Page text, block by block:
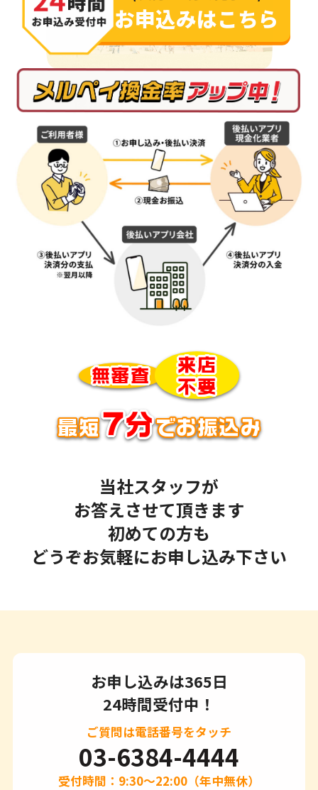
お申込みはこちら
無審査
来店
不要
最短7分でお振込み
当社スタッフが
お答えさせて頂きます
初めての方も
どうぞお気軽にお申し込み下さい
お申し込みは365日
24時間受付中！
ご質問は電話番号をタッチ
03-6384-4444
受付時間：9:30～22:00（年中無休）